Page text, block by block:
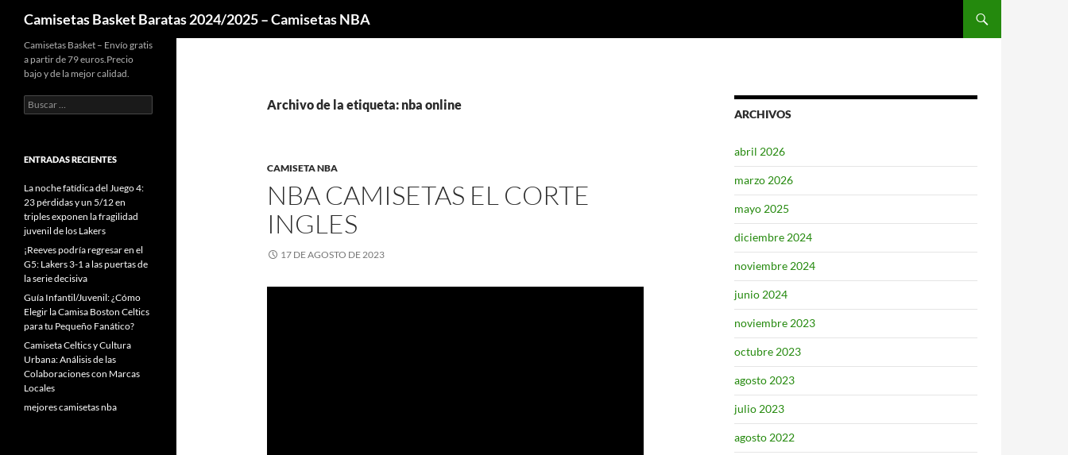
Camisetas Basket Baratas 2024/2025 – Camisetas NBA
Archivo de la etiqueta: nba online
CAMISETA NBA
NBA CAMISETAS EL CORTE
INGLES
17 DE AGOSTO DE 2023
ARCHIVOS
abril 2026
marzo 2026
mayo 2025
diciembre 2024
noviembre 2024
junio 2024
noviembre 2023
octubre 2023
agosto 2023
julio 2023
agosto 2022
Camisetas Basket – Envío gratis
a partir de 79 euros.Precio
bajo y de la mejor calidad.
Buscar:
ENTRADAS RECIENTES
La noche fatídica del Juego 4:
23 pérdidas y un 5/12 en
triples exponen la fragilidad
juvenil de los Lakers
¡Reeves podría regresar en el
G5: Lakers 3-1 a las puertas de
la serie decisiva
Guía Infantil/Juvenil: ¿Cómo
Elegir la Camisa Boston Celtics
para tu Pequeño Fanático?
Camiseta Celtics y Cultura
Urbana: Análisis de las
Colaboraciones con Marcas
Locales
mejores camisetas nba